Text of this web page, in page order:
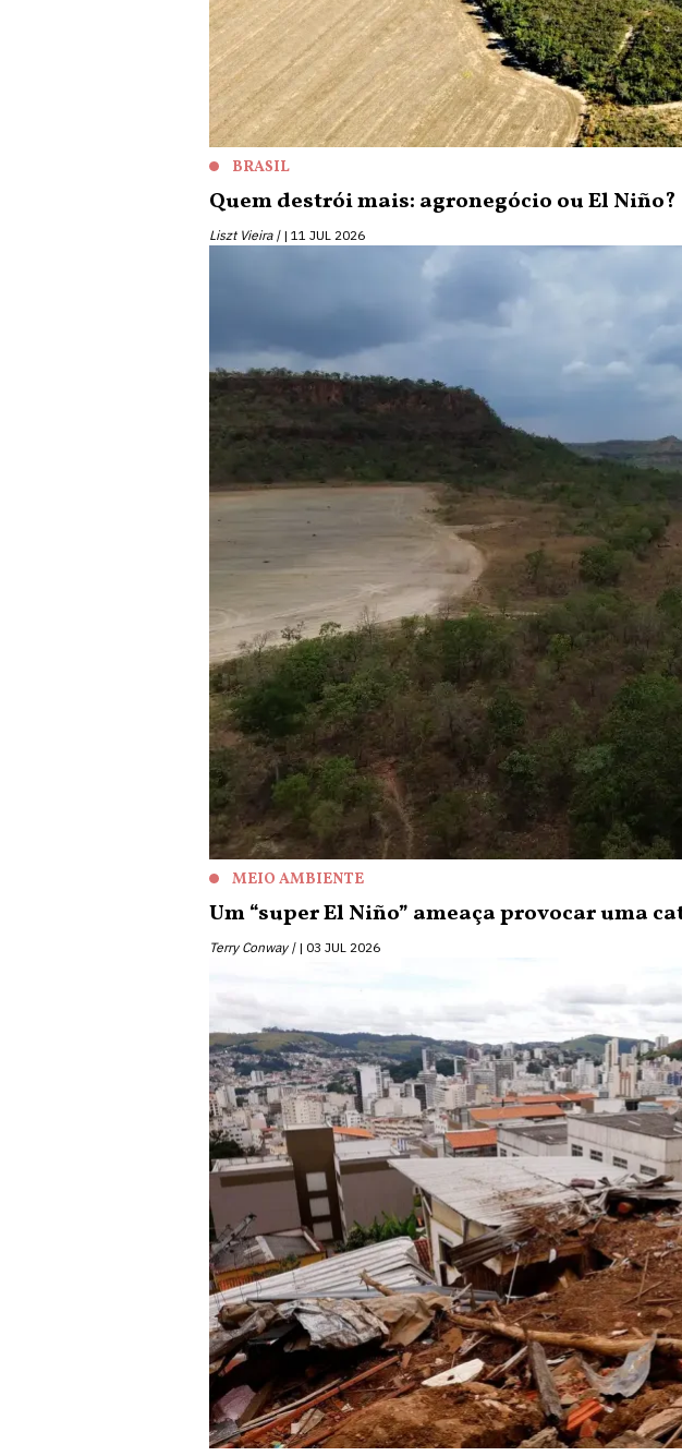
BRASIL
Quem destrói mais: agronegócio ou El Niño?
Liszt Vieira | 11 JUL 2026
MEIO AMBIENTE
Um “super El Niño” ameaça provocar uma
Terry Conway | 03 JUL 2026